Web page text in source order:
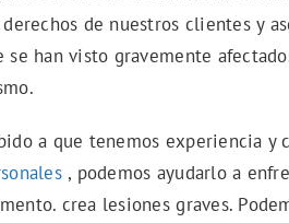
de nuestros clientes y
se han visto gravemente
a que tenemos experiencia y
, podemos ayudarlo a
crea lesiones graves.